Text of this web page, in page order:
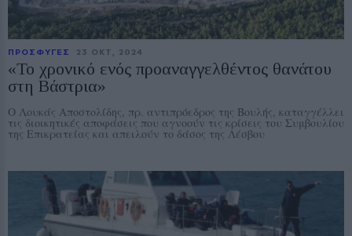
ΠΡΟΣΦΥΓΕΣ 23 ΟΚΤ, 2024
«Το χρονικό ενός προαναγγελθέντος θανάτου
στη Βάστρια»
Ο Λουκάς Αποστολίδης, πρ. αντιπρόεδρος της Βουλής, καταγγέλλει
τις διοικητικές αποφάσεις που αγνοούν τις κρίσεις του Συμβουλίου
της Επικρατείας και απειλούν το δάσος της Λέσβου